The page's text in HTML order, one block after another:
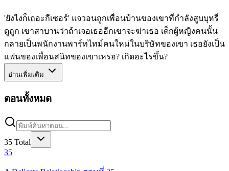
'ยังไงก็เถอะกีเซอร์' แจวอนถูกเพื่อนบ้านของเขาที่กำลังสูบบุหรี่
ดูถูก เขาสาบานว่าถ้าเจอเธออีกเขาจะฆ่าเธอ เด็กผู้หญิงคนนั้น
กลายเป็นพนักงานพาร์ทไทม์คนใหม่ในบริษัทของเขา เธอยังเป็น
แฟนของเพื่อนสนิทของเขาเหรอ? เกิดอะไรขึ้น?
อ่านเพิ่มเติม
ตอนทั้งหมด
35 Total
35